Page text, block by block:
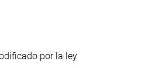
por la ley